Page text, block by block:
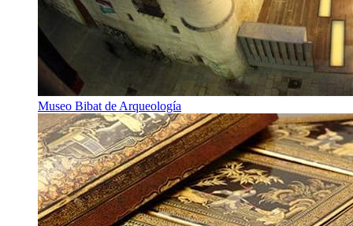
Museo Bibat de Arqueología